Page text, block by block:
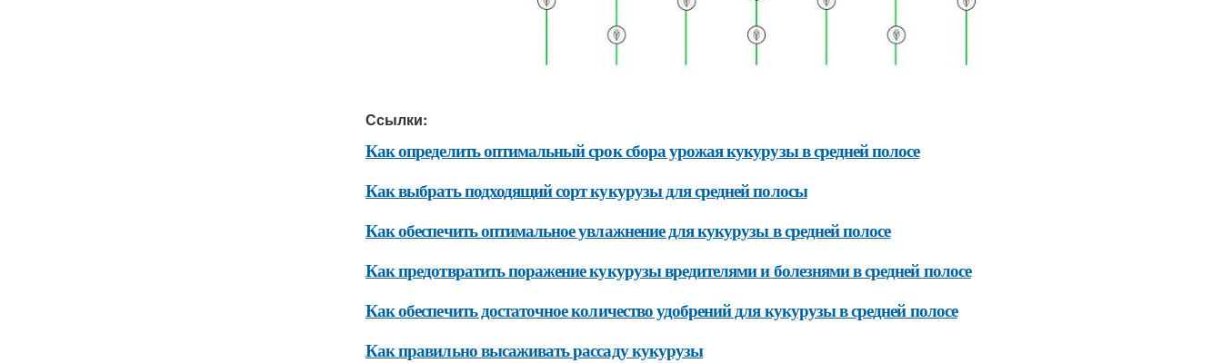
Ссылки:
Как определить оптимальный срок сбора урожая кукурузы в средней полосе
Как выбрать подходящий сорт кукурузы для средней полосы
Как обеспечить оптимальное увлажнение для кукурузы в средней полосе
Как предотвратить поражение кукурузы вредителями и болезнями в средней полосе
Как обеспечить достаточное количество удобрений для кукурузы в средней полосе
Как правильно высаживать рассаду кукурузы